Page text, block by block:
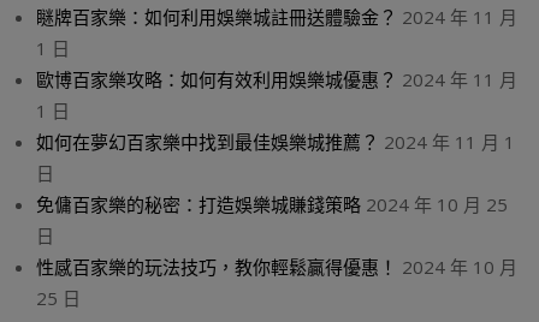
瞇牌百家樂：如何利用娛樂城註冊送體驗金？ 2024 年 11 月
1 日
歐博百家樂攻略：如何有效利用娛樂城優惠？ 2024 年 11 月
1 日
如何在夢幻百家樂中找到最佳娛樂城推薦？ 2024 年 11 月 1
日
免傭百家樂的秘密：打造娛樂城賺錢策略 2024 年 10 月 25
日
性感百家樂的玩法技巧，教你輕鬆贏得優惠！ 2024 年 10 月
25 日